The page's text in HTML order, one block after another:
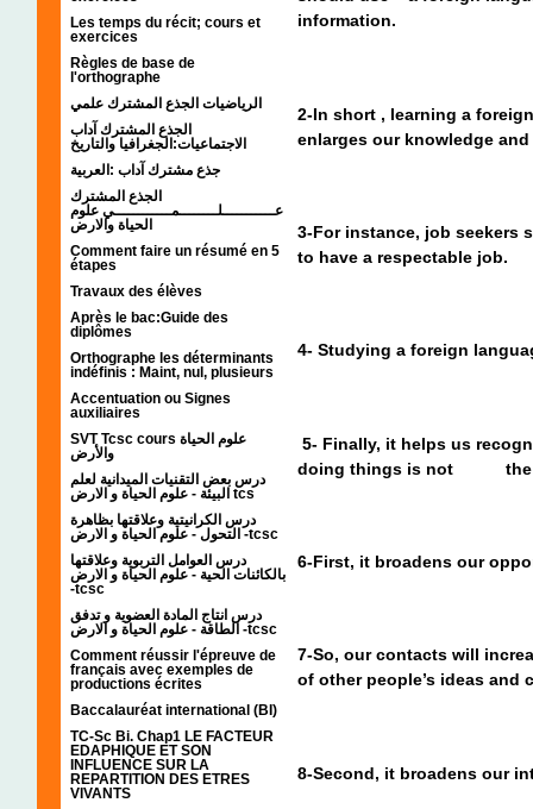
Les temps du récit; cours et
exercices
Règles de base de
l'orthographe
الرياضيات الجذع المشترك علمي
الجذع المشترك آداب
الاجتماعيات:الجغرافيا والتاريخ
جذع مشترك آداب :العربية
الجذع المشترك
عـــــــــــلــــــــمــــــــــــي علوم
الحياة والارض
Comment faire un résumé en 5
étapes
Travaux des élèves
Après le bac:Guide des
diplômes
Orthographe les déterminants
indéfinis : Maint, nul, plusieurs
Accentuation ou Signes
auxiliaires
SVT Tcsc cours علوم الحياة
والأرض
درس بعض التقنيات الميدانية لعلم
البيئة - علوم الحياة و الارض tcs
درس الكرانيتية وعلاقتها بظاهرة
التحول - علوم الحياة و الارض -tcsc
درس العوامل التربوية وعلاقتها
بالكائنات الحية - علوم الحياة و الارض
-tcsc
درس انتاج المادة العضوية و تدفق
الطاقة - علوم الحياة و الارض -tcsc
Comment réussir l'épreuve de
français avec exemples de
productions écrites
Baccalauréat international (BI)
TC-Sc Bi. Chap1 LE FACTEUR
EDAPHIQUE ET SON
INFLUENCE SUR LA
REPARTITION DES ETRES
VIVANTS
information.
2-In short , learning a
enlarges our knowledge
3-For instance, job seekers
to have a respectable job.
4- Studying a foreign
5- Finally, it helps us
doing things is not the
6-First, it broadens our
7-So, our contacts will
of other people’s ideas and
8-Second, it broadens our